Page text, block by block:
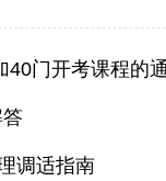
40门开考课程的
调适指南